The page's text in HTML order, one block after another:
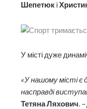
Шепетюк і
У місті дуже
«У нашому місті є
насправді
Тетяна Ляхович. –